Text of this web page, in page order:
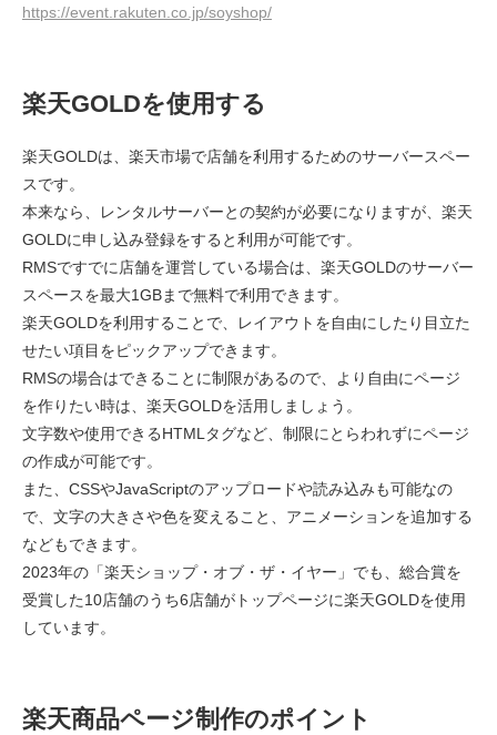
https://event.rakuten.co.jp/soyshop/
楽天GOLDを使用する
楽天GOLDは、楽天市場で店舗を利用するためのサーバースペー
スです。
本来なら、レンタルサーバーとの契約が必要になりますが、楽天
GOLDに申し込み登録をすると利用が可能です。
RMSですでに店舗を運営している場合は、楽天GOLDのサーバー
スペースを最大1GBまで無料で利用できます。
楽天GOLDを利用することで、レイアウトを自由にしたり目立た
せたい項目をピックアップできます。
RMSの場合はできることに制限があるので、より自由にページ
を作りたい時は、楽天GOLDを活用しましょう。
文字数や使用できるHTMLタグなど、制限にとらわれずにページ
の作成が可能です。
また、CSSやJavaScriptのアップロードや読み込みも可能なの
で、文字の大きさや色を変えること、アニメーションを追加する
などもできます。
2023年の「楽天ショップ・オブ・ザ・イヤー」でも、総合賞を
受賞した10店舗のうち6店舗がトップページに楽天GOLDを使用
しています。
楽天商品ページ制作のポイント